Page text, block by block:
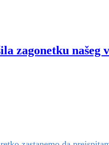
zagonetku našeg